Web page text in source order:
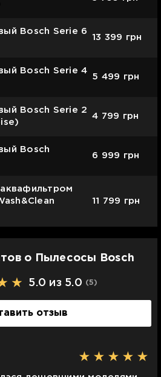
Bosch Serie 6
13 399 грн
Bosch Serie 4
5 499 грн
Bosch Serie 2
4 799 грн
Bosch
6 999 грн
11 799 грн
о Пылесосы Bosch
5.0 из 5.0 (5)
отзыв